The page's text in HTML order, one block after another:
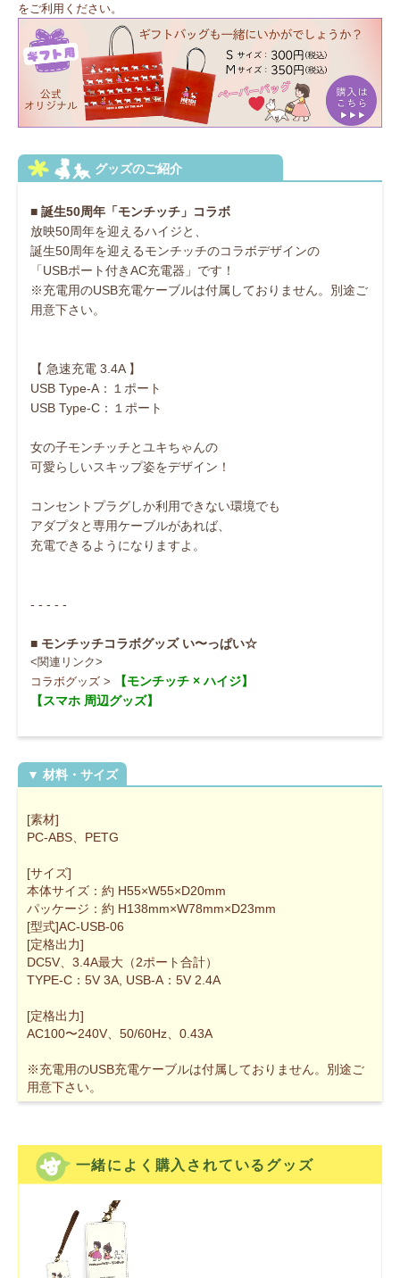
をご利用ください。
■ 誕生50周年「モンチッチ」コラボ
放映50周年を迎えるハイジと、
誕生50周年を迎えるモンチッチのコラボデザインの
「USBポート付きAC充電器」です！
※充電用のUSB充電ケーブルは付属しておりません。別途ご
用意下さい。
【 急速充電 3.4A 】
USB Type-A：１ポート
USB Type-C：１ポート
女の子モンチッチとユキちゃんの
可愛らしいスキップ姿をデザイン！
コンセントプラグしか利用できない環境でも
アダプタと専用ケーブルがあれば、
充電できるようになりますよ。
- - - - -
■ モンチッチコラボグッズ い〜っぱい☆
<関連リンク>
コラボグッズ >
【モンチッチ × ハイジ】
【スマホ 周辺グッズ】
[素材]
PC-ABS、PETG
[サイズ]
本体サイズ：約 H55×W55×D20mm
パッケージ：約 H138mm×W78mm×D23mm
[型式]AC-USB-06
[定格出力]
DC5V、3.4A最大（2ポート合計）
TYPE-C：5V 3A, USB-A：5V 2.4A
[定格出力]
AC100〜240V、50/60Hz、0.43A
※充電用のUSB充電ケーブルは付属しておりません。別途ご
用意下さい。
一緒によく購入されているグッズ